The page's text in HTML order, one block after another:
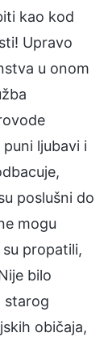
kao kod
Upravo
u onom
ljubavi i
poslušni do
mogu
propatili,
bilo
starog
običaja,